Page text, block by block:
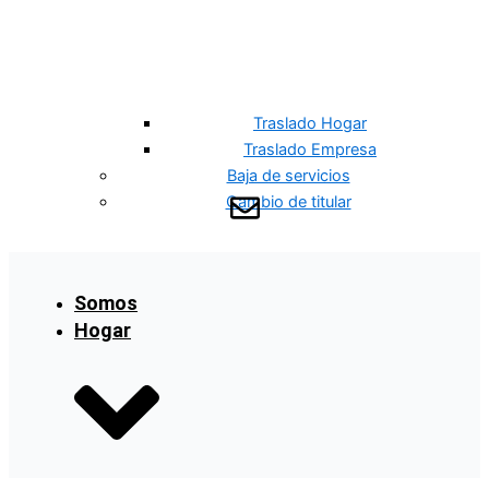
Traslado Hogar
Traslado Empresa
Baja de servicios
Cambio de titular
Somos
Hogar